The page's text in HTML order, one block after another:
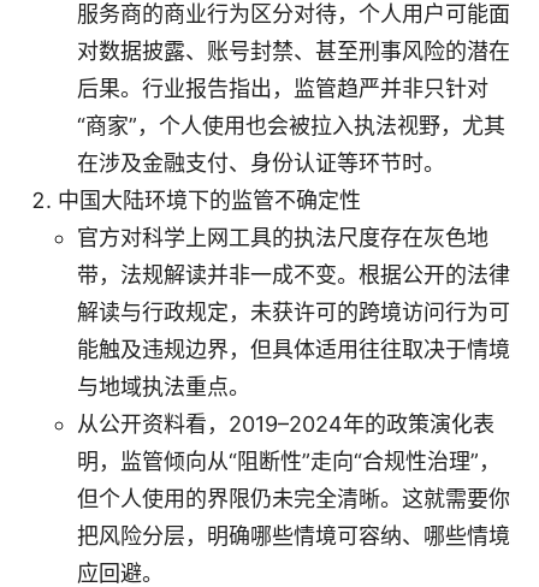
服务商的商业行为区分对待，个人用户可能面
对数据披露、账号封禁、甚至刑事风险的潜在
后果。行业报告指出，监管趋严并非只针对
“商家”，个人使用也会被拉入执法视野，尤其
在涉及金融支付、身份认证等环节时。
中国大陆环境下的监管不确定性
官方对科学上网工具的执法尺度存在灰色地
带，法规解读并非一成不变。根据公开的法律
解读与行政规定，未获许可的跨境访问行为可
能触及违规边界，但具体适用往往取决于情境
与地域执法重点。
从公开资料看，2019–2024年的政策演化表
明，监管倾向从“阻断性”走向“合规性治理”，
但个人使用的界限仍未完全清晰。这就需要你
把风险分层，明确哪些情境可容纳、哪些情境
应回避。